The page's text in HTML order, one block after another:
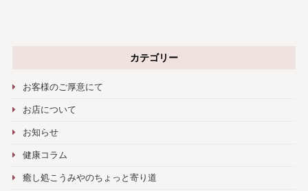
カテゴリー
お客様のご厚意にて
お店について
お知らせ
健康コラム
癒し処こうみやのちょっと寄り道